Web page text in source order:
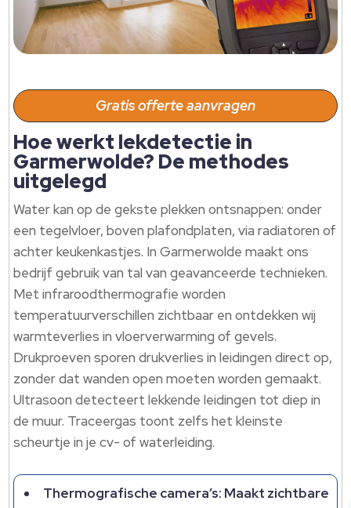
Gratis offerte aanvragen
Hoe werkt lekdetectie in
Garmerwolde? De methodes
uitgelegd
Water kan op de gekste plekken ontsnappen: onder
een tegelvloer, boven plafondplaten, via radiatoren of
achter keukenkastjes. In Garmerwolde maakt ons
bedrijf gebruik van tal van geavanceerde technieken.
Met infraroodthermografie worden
temperatuurverschillen zichtbaar en ontdekken wij
warmteverlies in vloerverwarming of gevels.
Drukproeven sporen drukverlies in leidingen direct op,
zonder dat wanden open moeten worden gemaakt.
Ultrasoon detecteert lekkende leidingen tot diep in
de muur. Traceergas toont zelfs het kleinste
scheurtje in je cv- of waterleiding.
Thermografische camera’s: Maakt zichtbare